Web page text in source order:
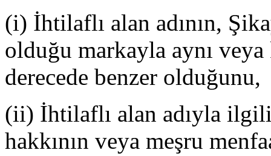
(i) İhtilaflı alan adının,
olduğu markayla aynı
derecede benzer olduğunu,
(ii) İhtilaflı alan adıyla
hakkının veya meşru